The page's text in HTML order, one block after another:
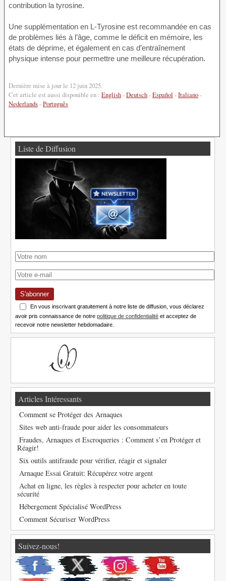
contribution la tyrosine.
Une supplémentation en L-Tyrosine est recommandée en cas
de problèmes liés à l’âge, comme le déficit en mémoire, les
états de déprime, et également en cas d’entraînement
physique intense pour permettre une meilleure récupération.
Dernière mise à jour le 12 juin 2025.
Cet article est aussi disponible en : English-Deutsch-Español -Italiano-
Nederlands-Português
Liste de Diffusion
S'abonner
En vous inscrivant gratuitement à notre liste de diffusion, vous déclarez
avoir pris connaissance de notrepolitique de confidentialité et acceptez de
recevoir notre newsletter hebdomadaire.
Articles Intéressants
Comment se Protéger des Arnaques
Sites web anti-fraude pour aider les consommateurs
Fraudes, Arnaques et Escroqueries : Comment s’en Protéger et
Réagir!
Six outils antifraude pour vérifier, réagir et signaler
Arnaque Essai Gratuit: Récupérez votre argent
Achat en ligne, les règles à respecter pour acheter en toute
sécurité
Hébergement Spécialisé WordPress
Comment Sécuriser WordPress
Suivez-nous!